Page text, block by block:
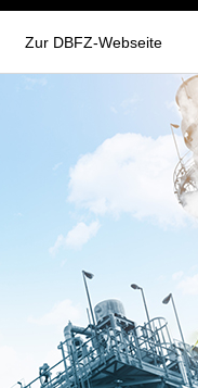
Zur DBFZ-Webseite